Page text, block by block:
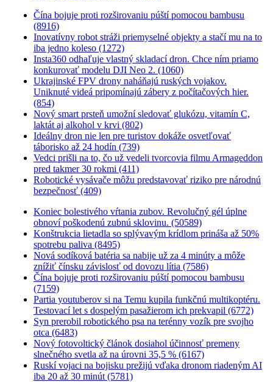
Čína bojuje proti rozširovaniu púští pomocou bambusu
(8916)
Inovatívny robot stráži priemyselné objekty a stačí mu na to
iba jedno koleso (1272)
Insta360 odhaľuje vlastný skladací dron. Chce ním priamo
konkurovať modelu DJI Neo 2. (1060)
Ukrajinské FPV drony naháňajú ruských vojakov.
Uniknuté videá pripomínajú zábery z počítačových hier.
(854)
Nový smart prsteň umožní sledovať glukózu, vitamín C,
laktát aj alkohol v krvi (802)
Ideálny dron nie len pre turistov dokáže osvetľovať
táborisko až 24 hodín (739)
Vedci prišli na to, čo už vedeli tvorcovia filmu Armageddon
pred takmer 30 rokmi (411)
Robotické vysávače môžu predstavovať riziko pre národnú
bezpečnosť (409)
Koniec bolestivého vŕtania zubov. Revolučný gél úplne
obnoví poškodenú zubnú sklovinu. (50589)
Konštrukcia lietadla so splývavým krídlom prináša až 50%
spotrebu paliva (8495)
Nová sodíková batéria sa nabije už za 4 minúty a môže
znížiť čínsku závislosť od dovozu lítia (7586)
Čína bojuje proti rozširovaniu púští pomocou bambusu
(7159)
Partia youtuberov si na Temu kupila funkčnú multikoptéru.
Testovací let s dospelým pasažierom ich prekvapil (6772)
Syn prerobil robotického psa na terénny vozík pre svojho
otca (6483)
Nový fotovoltický článok dosiahol účinnosť premeny
slnečného svetla až na úrovni 35,5 % (6167)
Ruskí vojaci na bojisku prežijú vďaka dronom riadeným AI
iba 20 až 30 minút (5781)